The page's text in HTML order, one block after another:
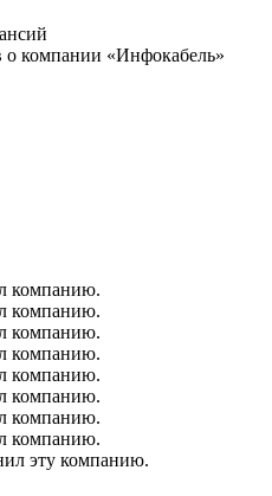
компании «Инфокабель»
компанию.
компанию.
компанию.
компанию.
компанию.
компанию.
компанию.
компанию.
эту компанию.